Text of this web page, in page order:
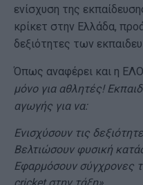
ενίσχυση της
κρίκετ στην Ελλάδα,
δεξιότητες των
Όπως αναφέρει και η
μόνο για αθλητές!
αγωγής για να:
Ενισχύσουν τις
Βελτιώσουν φυσική
Εφαρμόσουν σύγχρονες